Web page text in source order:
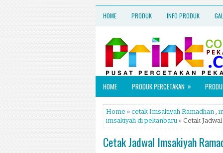
HOME PRODUK INFO PRODUK
HOME PRODUK PERCETAKAN »
Home » cetak Imsakiyah Ramadhan ,
imsakiyah di pekanbaru » Cetak
Cetak Jadwal Imsakiyah